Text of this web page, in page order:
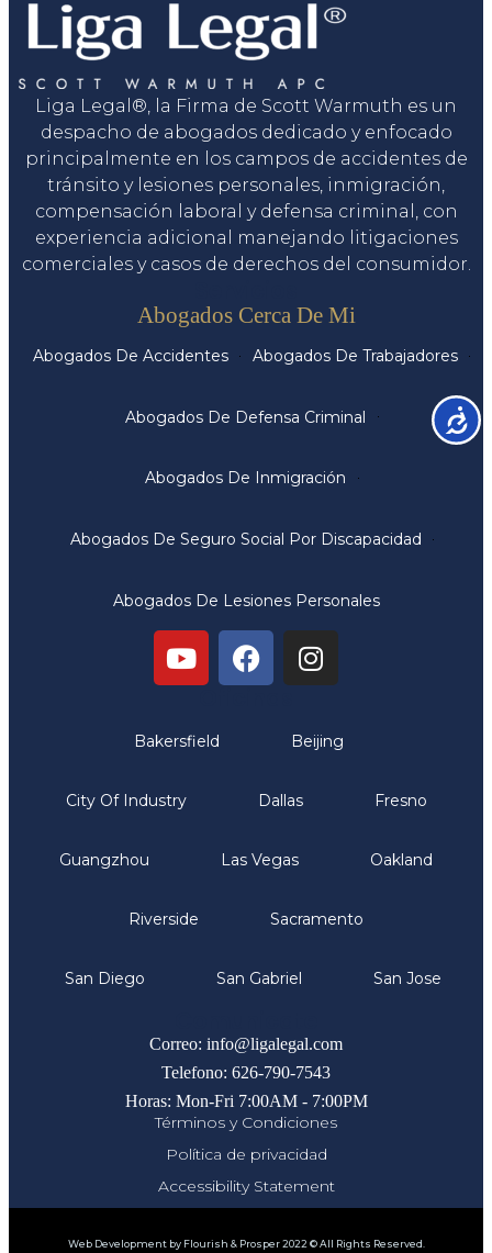
Liga Legal®, la Firma de Scott Warmuth es un
despacho de abogados dedicado y enfocado
principalmente en los campos de accidentes de
tránsito y lesiones personales, inmigración,
compensación laboral y defensa criminal, con
experiencia adicional manejando litigaciones
comerciales y casos de derechos del consumidor.
Abogados Cerca De Mi
Abogados De Accidentes Abogados De Trabajadores
Abogados De Defensa Criminal
Abogados De Inmigración
Abogados De Seguro Social Por Discapacidad
Abogados De Lesiones Personales
Bakersfield Beijing
City Of Industry Dallas Fresno
Guangzhou Las Vegas Oakland
Riverside Sacramento
San Diego San Gabriel San Jose
Correo: info@ligalegal.com
Telefono: 626-790-7543
Horas: Mon-Fri 7:00AM - 7:00PM
Términos y Condiciones
Política de privacidad
Accessibility Statement
Web Development by Flourish & Prosper 2022 © All Rights Reserved.